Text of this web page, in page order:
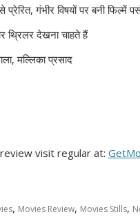
गंभीर विषयों पर बनी फिल्में
देखना चाहते हैं
मल्लिका प्रसाद
visit regular at:
, Movies Review, Movies Stills,